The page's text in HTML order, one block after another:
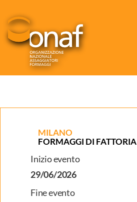
MILANO
FORMAGGI DI FATTORIA
Inizio evento
29/06/2026
Fine evento